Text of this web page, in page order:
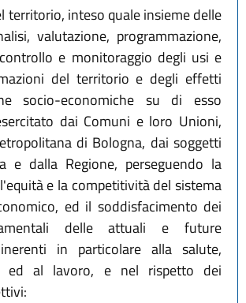
territorio, inteso quale insieme delle
valutazione, programmazione,
e monitoraggio degli usi e
del territorio e degli effetti
socio-economiche su di esso
dai Comuni e loro Unioni,
di Bologna, dai soggetti
e dalla Regione, perseguendo la
e la competitività del sistema
ed il soddisfacimento dei
delle attuali e future
in particolare alla salute,
ed al lavoro, e nel rispetto dei